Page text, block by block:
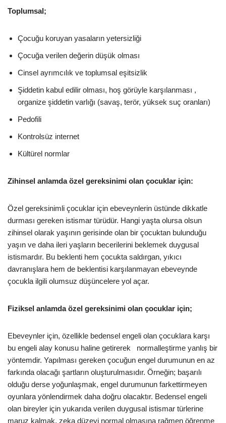
Toplumsal;
Çocuğu koruyan yasaların yetersizliği
Çocuğa verilen değerin düşük olması
Cinsel ayrımcılık ve toplumsal eşitsizlik
Şiddetin kabul edilir olması, hoş görüyle karşılanması ,
organize şiddetin varlığı (savaş, terör, yüksek suç oranları)
Pedofili
Kontrolsüz internet
Kültürel normlar
Zihinsel anlamda özel gereksinimi olan çocuklar için:
Özel gereksinimli çocuklar için ebeveynlerin üstünde dikkatle
durması gereken istismar türüdür. Hangi yaşta olursa olsun
zihinsel olarak yaşının gerisinde olan bir çocuktan bulunduğu
yaşın ve daha ileri yaşların becerilerini beklemek duygusal
istismardır. Bu beklenti hem çocukta saldırgan, yıkıcı
davranışlara hem de beklentisi karşılanmayan ebeveynde
çocukla ilgili olumsuz düşüncelere yol açar.
Fiziksel anlamda özel gereksinimi olan çocuklar için;
Ebeveynler için, özellikle bedensel engeli olan çocuklara karşı
bu engeli alay konusu haline getirerek normalleştirme yanlış bir
yöntemdir. Yapılması gereken çocuğun engel durumunun en az
farkında olacağı şartların oluşturulmasıdır. Örneğin; başarılı
olduğu derse yoğunlaşmak, engel durumunun farkettirmeyen
oyunlara yönlendirmek daha doğru olacaktır. Bedensel engeli
olan bireyler için yukarıda verilen duygusal istismar türlerine
maruz kalmak, zeka düzeyi normal olmasına rağmen öğrenme